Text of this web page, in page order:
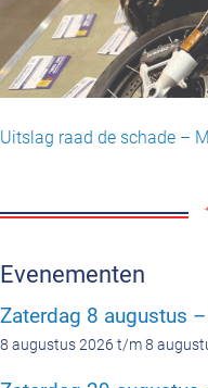
Uitslag raad de schade –
Evenementen
Zaterdag 8 augustus
8 augustus 2026 t/m 8